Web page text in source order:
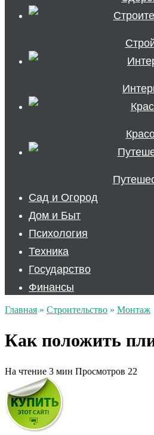
Сад и Огород
Дом и Быт
Психология
Техника
Государство
Финансы
Главная » Строительство » Монтаж
Как положить
На чтение 3 мин Просмотров 22